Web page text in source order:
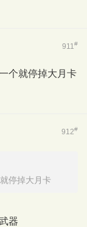
911#
个就停掉大月卡
912#
停掉大月卡
器